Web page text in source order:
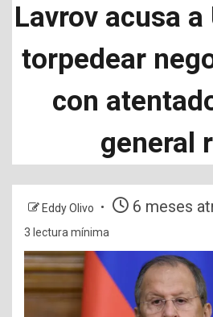
Lavrov acusa
torpedear
con
general
Eddy Olivo 6 meses
3 lectura mínima